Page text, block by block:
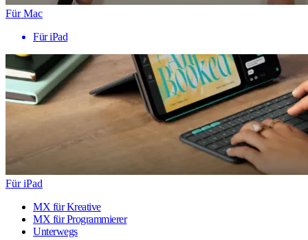
Für Mac
Für iPad
Für iPad
MX für Kreative
MX für Programmierer
Unterwegs